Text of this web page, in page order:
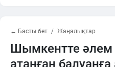
← Басты бет Жаңалықтар
Шымкентте
атанған балуанға